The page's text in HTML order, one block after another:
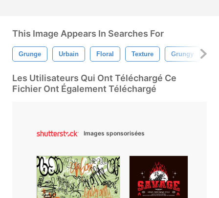
This Image Appears In Searches For
Grunge Urbain Floral Texture Grungy
Les Utilisateurs Qui Ont Téléchargé Ce
Fichier Ont Également Téléchargé
Images sponsorisées